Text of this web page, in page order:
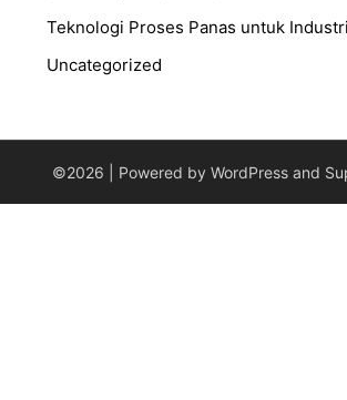
⁠Teknologi Proses Panas untuk
Uncategorized
©2026 | Powered by WordPress and